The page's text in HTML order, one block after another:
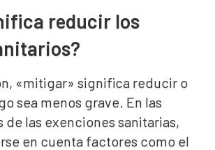
reducir los
«mitigar» significa reducir o
sea menos grave. En las
de las exenciones sanitarias,
en cuenta factores como el